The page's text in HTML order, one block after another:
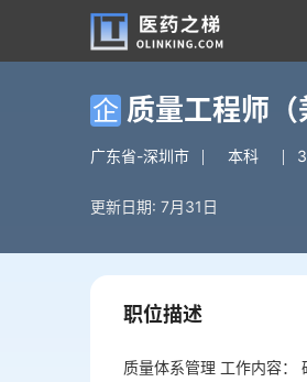
企 质量工程师（
广东省-深圳市 本科
更新日期: 7月31日
职位描述
质量体系管理 工作内容：